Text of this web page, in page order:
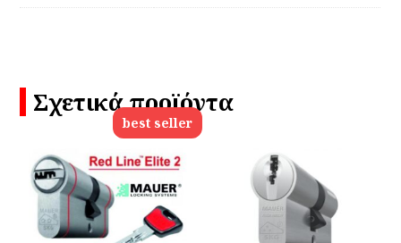
Σχετικά προϊόντα
best seller